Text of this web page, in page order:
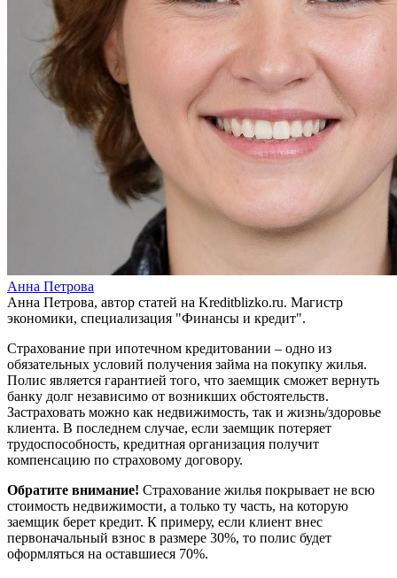
Анна Петрова
Анна Петрова, автор статей на Kreditblizko.ru. Магистр
экономики, специализация "Финансы и кредит".
Страхование при ипотечном кредитовании – одно из
обязательных условий получения займа на покупку жилья.
Полис является гарантией того, что заемщик сможет вернуть
банку долг независимо от возникших обстоятельств.
Застраховать можно как недвижимость, так и жизнь/здоровье
клиента. В последнем случае, если заемщик потеряет
трудоспособность, кредитная организация получит
компенсацию по страховому договору.
Обратите внимание! Страхование жилья покрывает не всю
стоимость недвижимости, а только ту часть, на которую
заемщик берет кредит. К примеру, если клиент внес
первоначальный взнос в размере 30%, то полис будет
оформляться на оставшиеся 70%.